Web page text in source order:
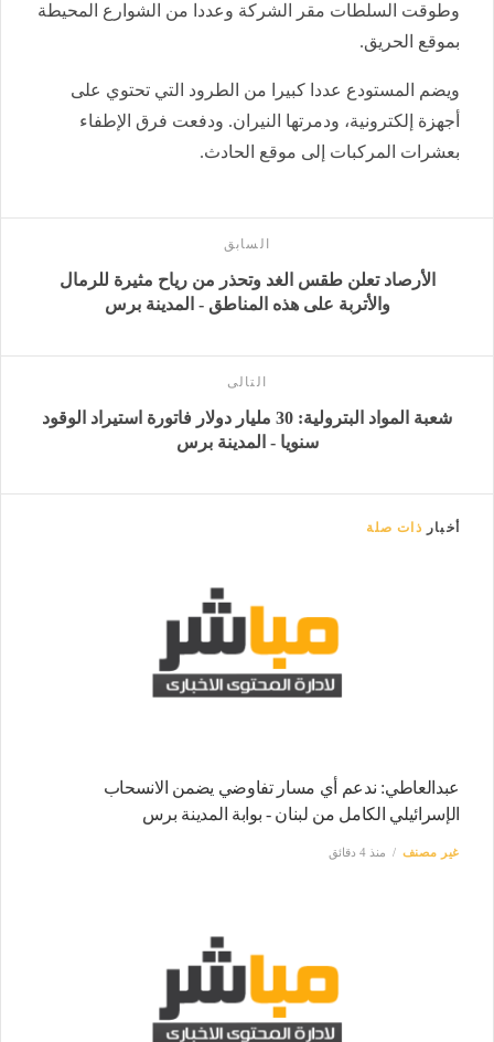
وطوقت السلطات مقر الشركة وعددا من الشوارع المحيطة
بموقع الحريق.
ويضم المستودع عددا كبيرا من الطرود التي تحتوي على
أجهزة إلكترونية، ودمرتها النيران. ودفعت فرق الإطفاء
بعشرات المركبات إلى موقع الحادث.
السابق
الأرصاد تعلن طقس الغد وتحذر من رياح مثيرة للرمال
والأتربة على هذه المناطق - المدينة برس
التالى
شعبة المواد البترولية: 30 مليار دولار فاتورة استيراد الوقود
سنويا - المدينة برس
أخبار ذات صلة
عبدالعاطي: ندعم أي مسار تفاوضي يضمن الانسحاب
الإسرائيلي الكامل من لبنان - بوابة المدينة برس
غير مصنف منذ 4 دقائق